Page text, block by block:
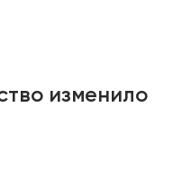
изменило